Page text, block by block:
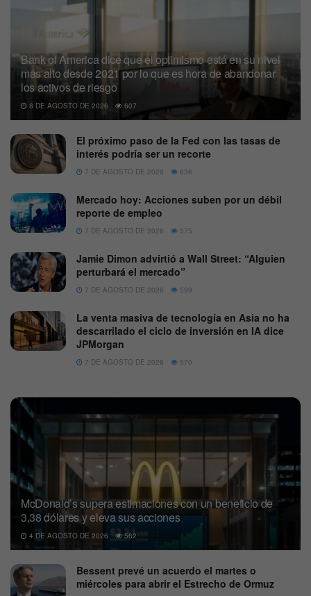
Bank of America dice que el optimismo está en su nivel
más alto desde 2021 por lo que es hora de abandonar
los activos de riesgo
8 DE AGOSTO DE 2026 607
El próximo paso de la Fed con las tasas de
interés podría ser un recorte
7 DE AGOSTO DE 2026 636
Mercado hoy: Acciones suben por un débil
reporte de empleo
7 DE AGOSTO DE 2026 575
Jamie Dimon advirtió a Wall Street: “Alguien
perturbará el mercado”
7 DE AGOSTO DE 2026 599
La venta masiva de tecnología en Asia no ha
descarrilado el ciclo de inversión en IA dice
JPMorgan
7 DE AGOSTO DE 2026 570
McDonald’s supera estimaciones con un beneficio de
3,38 dólares y eleva sus acciones
4 DE AGOSTO DE 2026 562
Bessent prevé un acuerdo el martes o
miércoles para abrir el Estrecho de Ormuz